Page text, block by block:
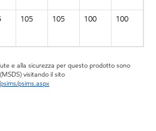
105 105 100 100
e alla sicurezza per questo prodotto sono
visitando il sito
psims.aspx